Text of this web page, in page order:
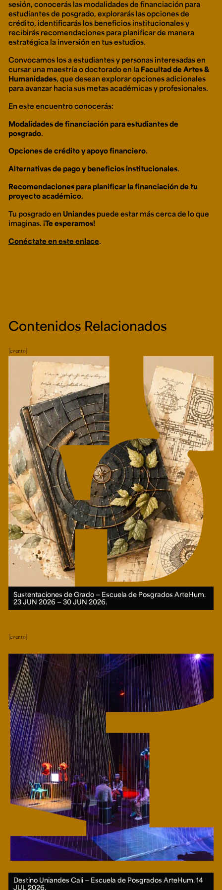
sesión, conocerás las modalidades de financiación para
estudiantes de posgrado, explorarás las opciones de
crédito, identificarás los beneficios institucionales y
recibirás recomendaciones para planificar de manera
estratégica la inversión en tus estudios.
Convocamos los a estudiantes y personas interesadas en
cursar una maestría o doctorado en la Facultad de Artes &
Humanidades, que desean explorar opciones adicionales
para avanzar hacia sus metas académicas y profesionales.
En este encuentro conocerás:
Modalidades de financiación para estudiantes de
posgrado.
Opciones de crédito y apoyo financiero.
Alternativas de pago y beneficios institucionales.
Recomendaciones para planificar la financiación de tu
proyecto académico.
Tu posgrado en Uniandespuede estar más cerca de lo que
imaginas. ¡Te esperamos!
Conéctate en este enlace.
Contenidos Relacionados
evento
Sustentaciones de Grado ― Escuela de Posgrados ArteHum.
23 JUN 2026 ― 30 JUN 2026.
evento
Destino Uniandes Cali — Escuela de Posgrados ArteHum.14
JUL 2026.